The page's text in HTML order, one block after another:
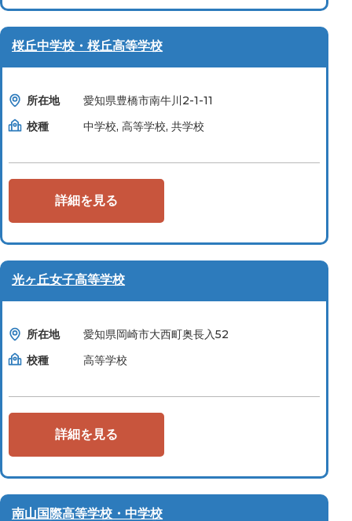
桜丘中学校・桜丘高等学校
所在地
愛知県豊橋市南牛川2-1-11
校種
中学校, 高等学校, 共学校
詳細を見る
光ヶ丘女子高等学校
所在地
愛知県岡崎市大西町奥長入52
校種
高等学校
詳細を見る
南山国際高等学校・中学校